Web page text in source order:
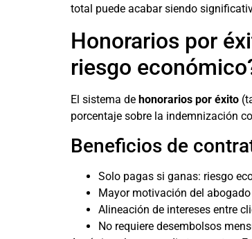
total puede acabar siendo
Honorarios por
riesgo
El sistema de honorarios por éxito
porcentaje sobre la indemnización
Beneficios de
Solo pagas si ganas: riesgo
Mayor motivación del
Alineación de intereses entre
No requiere desembolsos